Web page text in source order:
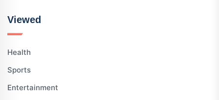
Viewed
Health
Sports
Entertainment